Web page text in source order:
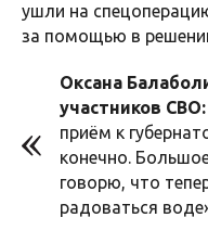
ушли на
за помощью в
Оксана
участников СВО:
приём к
конечно.
говорю, что
радоваться